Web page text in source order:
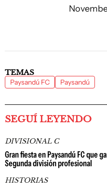
TEMAS
Paysandú FC Paysandú
SEGUÍ LEYENDO
DIVISIONAL C
Gran fiesta en Paysandú FC que
Segunda división profesional
HISTORIAS